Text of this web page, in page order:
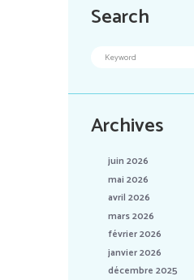
Search
Archives
juin 2026
mai 2026
avril 2026
mars 2026
février 2026
janvier 2026
décembre 2025